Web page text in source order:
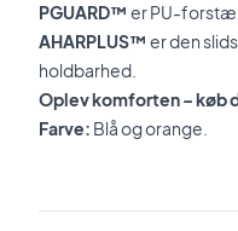
PGUARD™ er PU-
AHARPLUS™ er den
holdbarhed.
Oplev komforten – køb
Farve: Blå og orange.